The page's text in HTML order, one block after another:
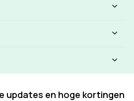
updates en hoge kortingen